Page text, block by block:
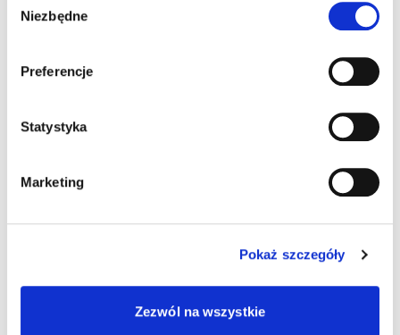
zgody
Niezbędne
Preferencje
Statystyka
Marketing
Pokaż szczegóły
Zezwól na wszystkie